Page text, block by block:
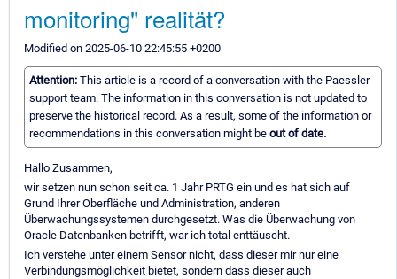
monitoring" realität?
Modified on 2025-06-10 22:45:55 +0200
Attention: This article is a record of a conversation with the Paessler
support team. The information in this conversation is not updated to
preserve the historical record. As a result, some of the information or
recommendations in this conversation might be out of date.
Hallo Zusammen,
wir setzen nun schon seit ca. 1 Jahr PRTG ein und es hat sich auf
Grund Ihrer Oberfläche und Administration, anderen
Überwachungssystemen durchgesetzt. Was die Überwachung von
Oracle Datenbanken betrifft, war ich total enttäuscht.
Ich verstehe unter einem Sensor nicht, dass dieser mir nur eine
Verbindungsmöglichkeit bietet, sondern dass dieser auch